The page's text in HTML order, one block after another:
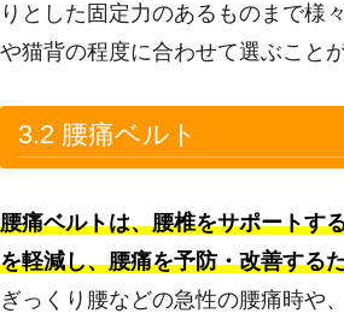
りとした固定力のあるものまで様
や猫背の程度に合わせて選ぶこと
3.2 腰痛ベルト
腰痛ベルトは、腰椎をサポートす
を軽減し、腰痛を予防・改善する
ぎっくり腰などの急性の腰痛時や